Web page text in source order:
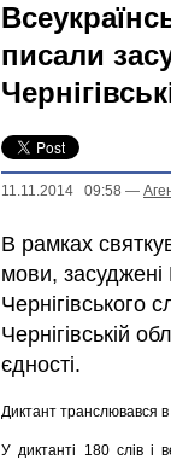
писали
11.11.2014 09:58 —
В рамках
мови, засуджені
Чернігівського
Чернігівській
єдності.
Диктант транслювався в
У диктанті 180 слів і